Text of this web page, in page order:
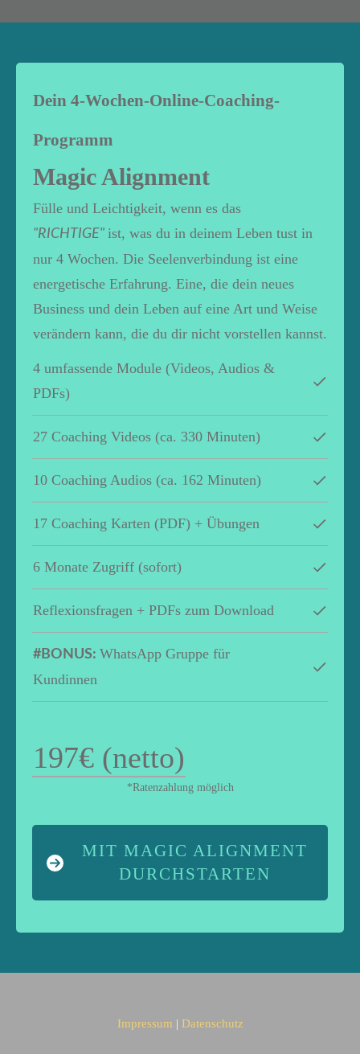
Dein 4-Wochen-Online-Coaching-
Programm
Magic Alignment
Fülle und Leichtigkeit, wenn es das
"RICHTIGE" ist, was du in deinem Leben tust in
nur 4 Wochen. Die Seelenverbindung ist eine
energetische Erfahrung. Eine, die dein neues
Business und dein Leben auf eine Art und Weise
verändern kann, die du dir nicht vorstellen kannst.
4 umfassende Module (Videos, Audios &
PDFs)
27 Coaching Videos (ca. 330 Minuten)
10 Coaching Audios (ca. 162 Minuten)
17 Coaching Karten (PDF) + Übungen
6 Monate Zugriff (sofort)
Reflexionsfragen + PDFs zum Download
#BONUS: WhatsApp Gruppe für
Kundinnen
197€ (netto)
*Ratenzahlung möglich
MIT MAGIC ALIGNMENT
DURCHSTARTEN
Impressum | Datenschutz